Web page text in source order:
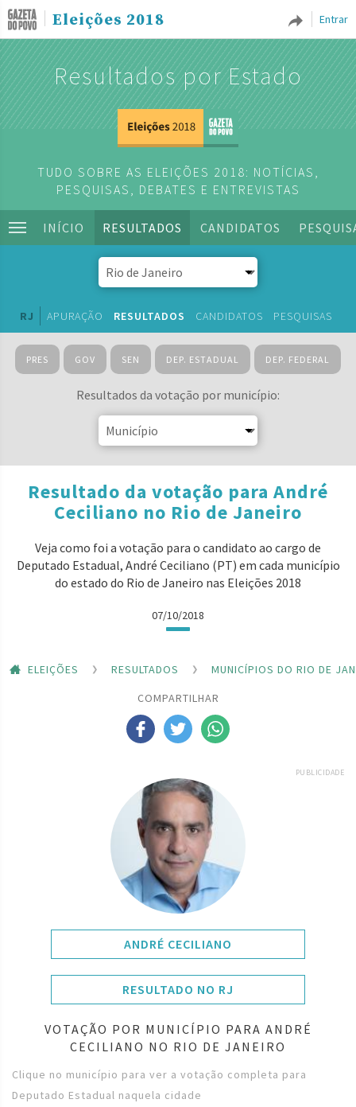
Entrar
Eleições 2018
Resultados por Estado
TUDO SOBRE AS ELEIÇÕES 2018: NOTÍCIAS,
PESQUISAS, DEBATES E ENTREVISTAS
INÍCIO RESULTADOS CANDIDATOS
RJ APURAÇÃO RESULTADOS CANDIDATOS PESQUISAS
PRES GOV SEN DEP. ESTADUAL DEP. FEDERAL
Resultados da votação por município:
Resultado da votação para André
Ceciliano no Rio de Janeiro
Veja como foi a votação para o candidato ao cargo de
Deputado Estadual, André Ceciliano (PT) em cada município
do estado do Rio de Janeiro nas Eleições 2018
07/10/2018
ELEIÇÕES RESULTADOS
MUNICÍPIOS DO RIO DE
COMPARTILHAR
PUBLICIDADE
ANDRÉ CECILIANO
RESULTADO NO RJ
VOTAÇÃO POR MUNICÍPIO PARA ANDRÉ
CECILIANO NO RIO DE JANEIRO
Clique no município para ver a votação completa para
Deputado Estadual naquela cidade